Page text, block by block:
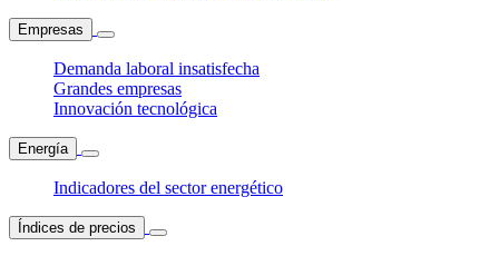
Empresas
Demanda laboral insatisfecha
Grandes empresas
Innovación tecnológica
Energía
Indicadores del sector energético
Índices de precios